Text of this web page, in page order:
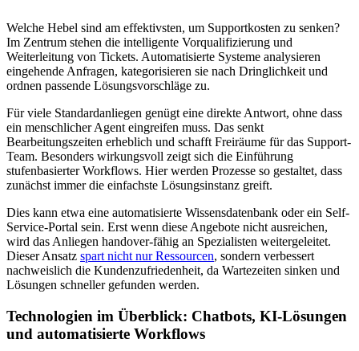
Welche Hebel sind am effektivsten, um Supportkosten zu senken?
Im Zentrum stehen die intelligente Vorqualifizierung und
Weiterleitung von Tickets. Automatisierte Systeme analysieren
eingehende Anfragen, kategorisieren sie nach Dringlichkeit und
ordnen passende Lösungsvorschläge zu.
Für viele Standardanliegen genügt eine direkte Antwort, ohne dass
ein menschlicher Agent eingreifen muss. Das senkt
Bearbeitungszeiten erheblich und schafft Freiräume für das Support-
Team. Besonders wirkungsvoll zeigt sich die Einführung
stufenbasierter Workflows. Hier werden Prozesse so gestaltet, dass
zunächst immer die einfachste Lösungsinstanz greift.
Dies kann etwa eine automatisierte Wissensdatenbank oder ein Self-
Service-Portal sein. Erst wenn diese Angebote nicht ausreichen,
wird das Anliegen handover-fähig an Spezialisten weitergeleitet.
Dieser Ansatz spart nicht nur Ressourcen, sondern verbessert
nachweislich die Kundenzufriedenheit, da Wartezeiten sinken und
Lösungen schneller gefunden werden.
Technologien im Überblick: Chatbots, KI-Lösungen
und automatisierte Workflows